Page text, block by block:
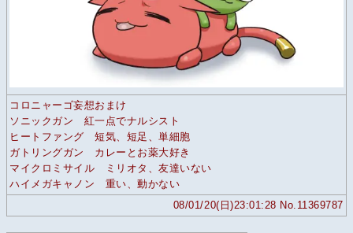
コロニャーゴ妄想おまけ
ソニックガン 紅一点でナルシスト
ヒートファング 短気、短足、単細胞
ガトリングガン カレーとお薬大好き
マイクロミサイル ミリオタ、友達いない
ハイメガキャノン 重い、動かない
08/01/20(日)23:01:28 No.11369787